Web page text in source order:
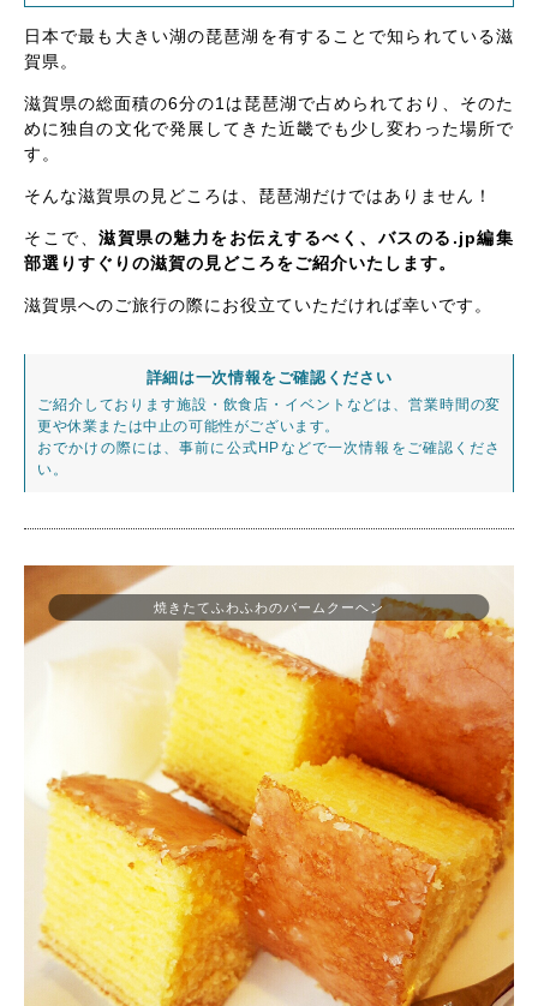
日本で最も大きい湖の琵琶湖を有することで知られている滋
賀県。
滋賀県の総面積の6分の1は琵琶湖で占められており、そのた
めに独自の文化で発展してきた近畿でも少し変わった場所で
す。
そんな滋賀県の見どころは、琵琶湖だけではありません！
そこで、滋賀県の魅力をお伝えするべく、バスのる.jp編集
部選りすぐりの滋賀の見どころをご紹介いたします。
滋賀県へのご旅行の際にお役立ていただければ幸いです。
詳細は一次情報をご確認ください
ご紹介しております施設・飲食店・イベントなどは、営業時間の変
更や休業または中止の可能性がございます。
おでかけの際には、事前に公式HPなどで一次情報をご確認くださ
い。
焼きたてふわふわのバームクーヘン